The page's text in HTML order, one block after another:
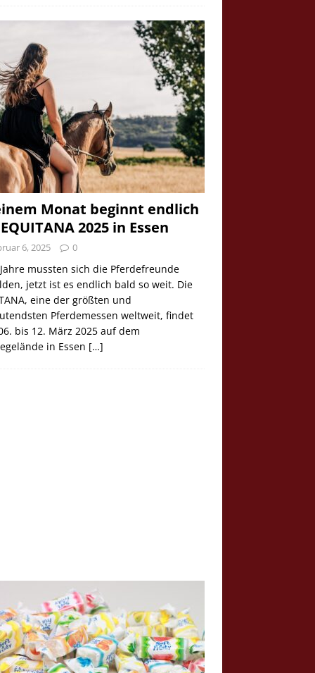
Monat beginnt endlich
2025 in Essen
6, 2025 0
mussten sich die Pferdefreunde
jetzt ist es endlich bald so weit. Die
eine der größten und
Pferdemessen weltweit, findet
bis 12. März 2025 auf dem
in Essen […]